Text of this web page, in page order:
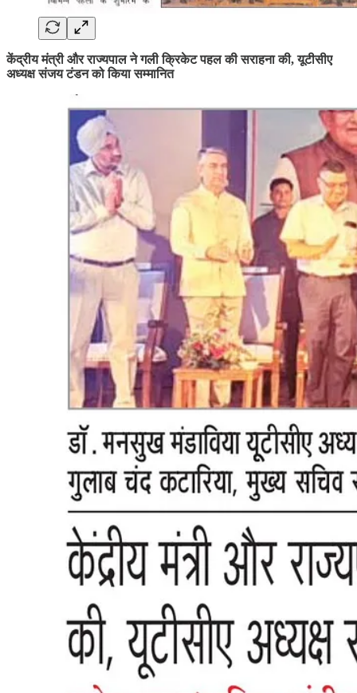
केंद्रीय मंत्री और राज्यपाल ने गली क्रिकेट पहल की सराहना की, यूटीसीए
अध्यक्ष संजय टंडन को किया सम्मानित